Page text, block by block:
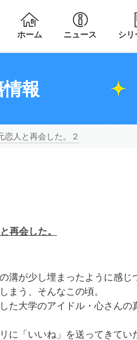
ホーム ニュース シリ
報
恋人と再会した。２
再会した。
溝が少し埋まったように感じ
まう、そんなこの頃。
た大学のアイドル・心さんの
に「いいね」を送ってきてい